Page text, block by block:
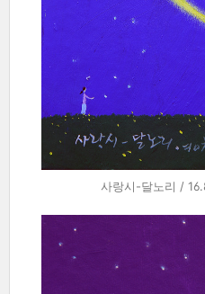
사랑시-달노리 /